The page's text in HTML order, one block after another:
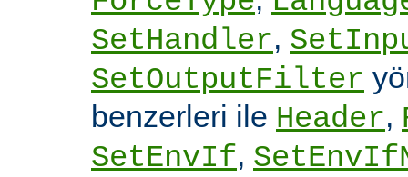
SetHandler,
SetOutputFilter
benzerleri ile Header,
SetEnvIf,